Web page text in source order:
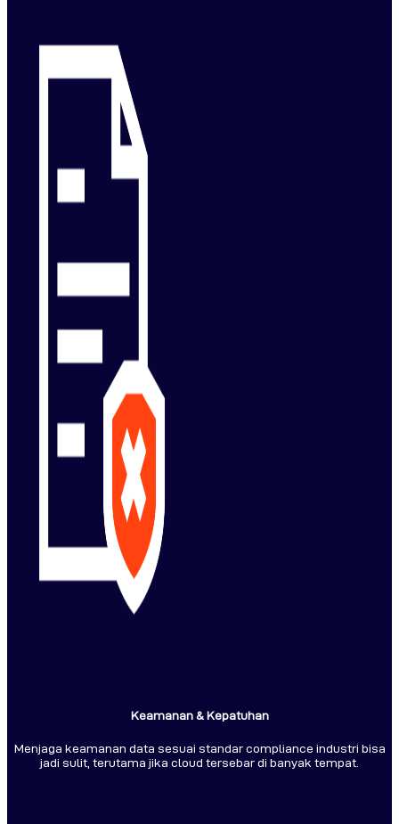
Keamanan & Kepatuhan
Menjaga keamanan data sesuai standar compliance industri bisa
jadi sulit, terutama jika cloud tersebar di banyak tempat.